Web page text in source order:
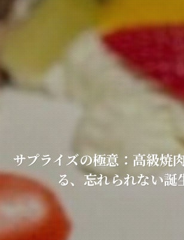
サプライズの極意：高級焼
る、忘れられない誕